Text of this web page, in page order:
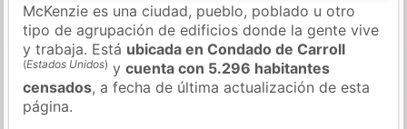
McKenzie es una ciudad, pueblo, poblado u otro
tipo de agrupación de edificios donde la gente vive
y trabaja. Está ubicada en Condado de Carroll
(Estados Unidos) ycuenta con 5.296 habitantes
censados, a fecha de última actualización de esta
página.